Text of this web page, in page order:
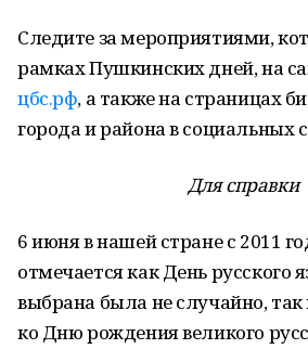
Следите за мероприятиями,
рамках Пушкинских дней, на
цбс.рф, а также на страницах
города и района в социальных
Для справки
6 июня в нашей стране с 2011
отмечается как День русского
выбрана была не случайно,
ко Дню рождения великого